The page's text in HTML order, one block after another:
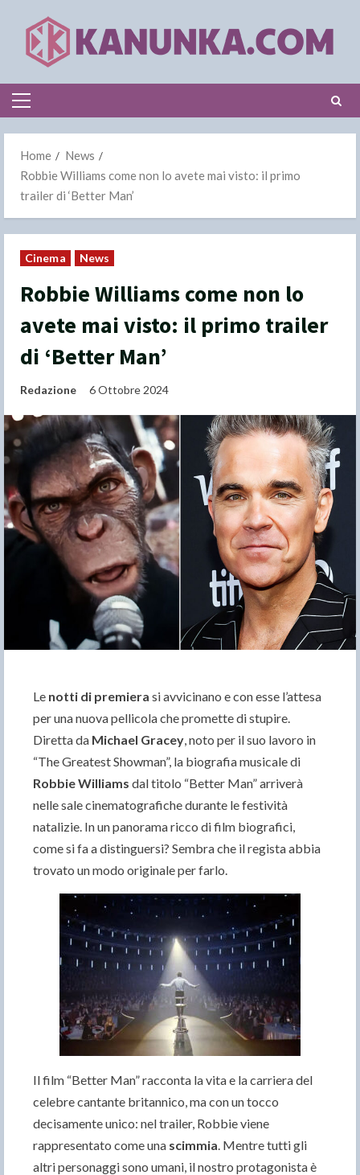
content
Primary
Home
News
Robbie Williams come non lo avete mai visto: il primo
trailer di ‘Better Man’
Cinema News
Robbie Williams come non lo
avete mai visto: il primo trailer
di ‘Better Man’
Redazione 6 Ottobre 2024
Le notti di premiera si avvicinano e con esse l’attesa
per una nuova pellicola che promette di stupire.
Diretta da Michael Gracey, noto per il suo lavoro in
“The Greatest Showman”, la biografia musicale di
Robbie Williams dal titolo “Better Man” arriverà
nelle sale cinematografiche durante le festività
natalizie. In un panorama ricco di film biografici,
come si fa a distinguersi? Sembra che il regista abbia
trovato un modo originale per farlo.
Il film “Better Man” racconta la vita e la carriera del
celebre cantante britannico, ma con un tocco
decisamente unico: nel trailer, Robbie viene
rappresentato come una scimmia. Mentre tutti gli
altri personaggi sono umani, il nostro protagonista è